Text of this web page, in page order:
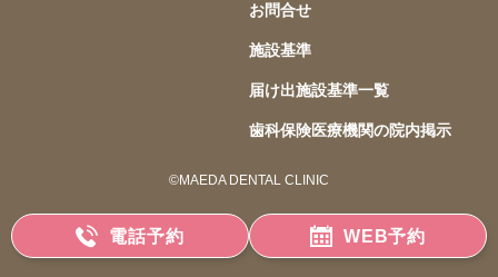
お問合せ
施設基準
届け出施設基準一覧
歯科保険医療機関の院内掲示
©︎MAEDA DENTAL CLINIC
電話予約 WEB予約